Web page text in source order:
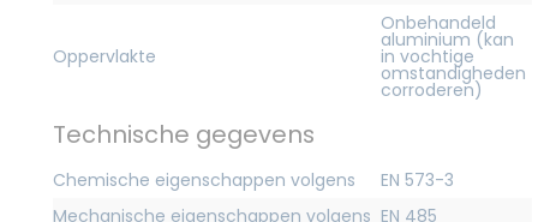
Oppervlakte
Onbehandeld
aluminium (kan
in vochtige
omstandigheden
corroderen)
Technische gegevens
Chemische eigenschappen volgens
EN 573-3
Mechanische eigenschappen volgens EN 485